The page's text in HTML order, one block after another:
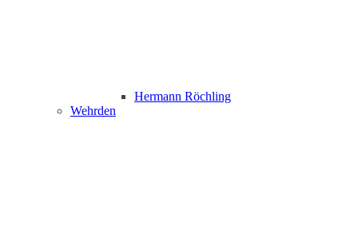
Hermann Röchling
Wehrden